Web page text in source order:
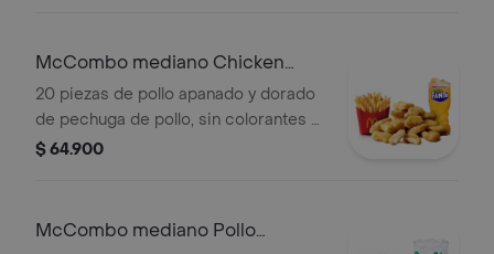
elección.
McCombo mediano Chicken
McNuggets de 20 pzas
20 piezas de pollo apanado y dorado
de pechuga de pollo, sin colorantes ni
conservantes artificiales.
elección.
$ 64.900
McCombo mediano Pollo